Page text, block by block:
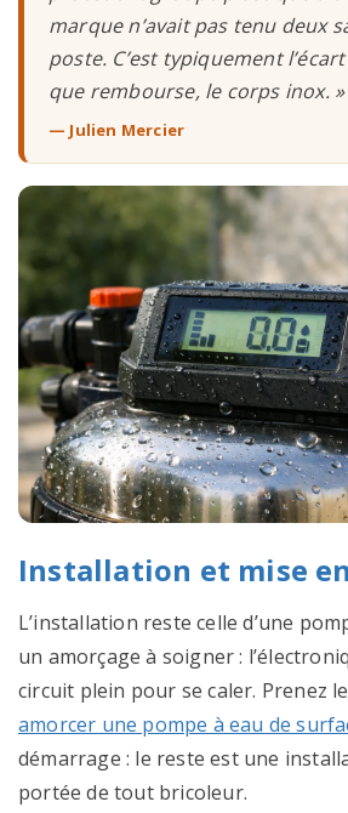
marque n’avait pas tenu deux
poste. C’est typiquement
que rembourse, le corps inox. »
— Julien Mercier
Installation et mise
L’installation reste celle d’une
un amorçage à soigner :
circuit plein pour se caler. Prenez
amorcer une pompe à eau de
démarrage : le reste est une
portée de tout bricoleur.